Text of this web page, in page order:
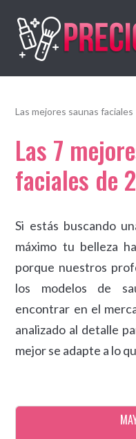
Las mejores saunas faciales
Las 7
faciales de
Si estás buscando
máximo tu belleza
porque nuestros
los modelos de
encontrar en el
analizado al detalle
mejor se adapte a lo